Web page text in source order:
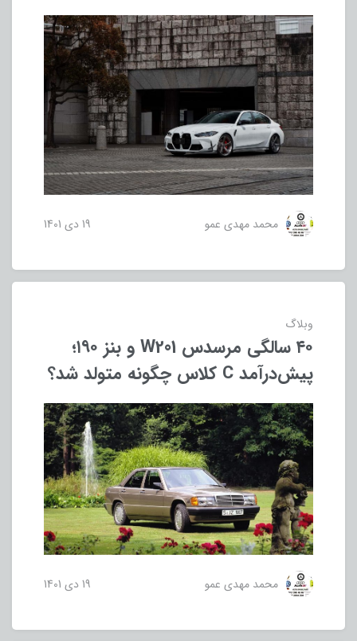
محمد مهدی عمو 19 دی 1401
وبلاگ
۴۰ سالگی مرسدس W201 و بنز ۱۹۰؛
پیش‌درآمد C کلاس چگونه متولد شد؟
محمد مهدی عمو 19 دی 1401